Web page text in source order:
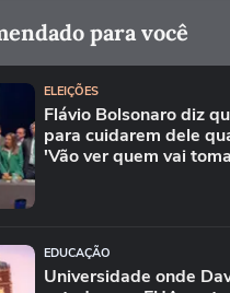
para você
ELEIÇÕES
Flávio Bolsonaro diz
para cuidarem dele
'Vão ver quem vai
EDUCAÇÃO
Universidade onde